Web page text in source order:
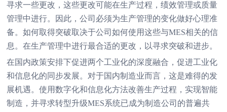
寻求一些更改，这些更改可能在生产过程，绩效管理或质量
管理中进行。因此，公司必须为生产管理的变化做好心理准
备。如何取得突破取决于公司如何使用这些与MES相关的信
息。在生产管理中进行最合适的更改，以寻求突破和进步。
在国内政策安排下促进两个工业化的深度融合，促进工业化
和信息化的同步发展。对于国内制造业而言，这是难得的发
展机遇。使用数字化和信息化方法改善生产过程，实现智能
制造，并寻求转型升级MES系统已成为制造公司的普遍共